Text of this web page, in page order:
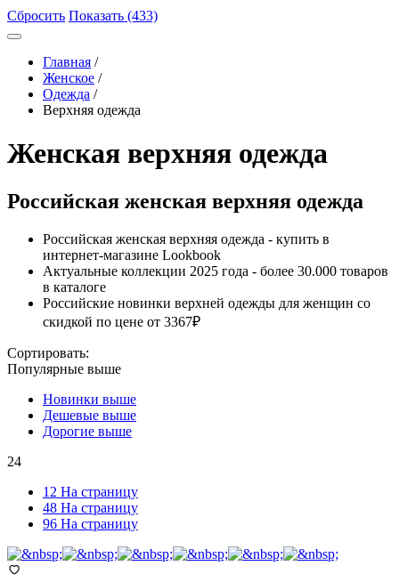
Сбросить Показать (433)
Главная /
Женское /
Одежда /
Верхняя одежда
Женская верхняя одежда
Российская женская верхняя одежда
Российская женская верхняя одежда - купить в
интернет-магазине Lookbook
Актуальные коллекции 2025 года - более 30.000 товаров
в каталоге
Российские новинки верхней одежды для женщин со
скидкой по цене от 3367₽
Сортировать:
Популярные выше
Новинки выше
Дешевые выше
Дорогие выше
24
12 На страницу
48 На страницу
96 На страницу